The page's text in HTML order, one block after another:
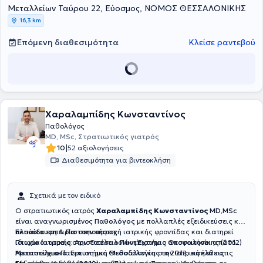
εργαζόμενος σε ιδιωτική κλινική της πόλης. Στο ιδιωτικό του ιατρείο
παρέχει υπηρεσίες πρωτοβάθμιας φροντίδας υγείας και στον ίδιο
χώρο συστεγάζεται και λειτουργεί και αιματολογικό ιατρείο.
Μεταλλείων Ταύρου 22, Εύοσμος, ΝΟΜΟΣ ΘΕΣΣΑΛΟΝΙΚΗΣ
16,3 km
Επόμενη διαθεσιμότητα Κλείσε ραντεβού
Χαραλαμπίδης Κωνσταντίνος
Παθολόγος
MD, MSc, Στρατιωτικός γιατρός
10|52 αξιολογήσεις
Διαθεσιμότητα για βιντεοκλήση
Σχετικά με τον ειδικό
Ο στρατιωτικός ιατρός Χαραλαμπίδης Κωνσταντίνος MD,MSc
είναι αναγνωρισμένος Παθολόγος με πολλαπλές εξειδικεύσεις και
πλούσια εμπειρία στην παροχή ιατρικής φροντίδας και διατηρεί
ιδιωτικό ιατρείο στην Θεσσαλονίκη.Έχοντας αποφοιτήσει από το
Αριστοτέλειο Πανεπιστήμιο Θεσσαλονίκης το 2012, εισήλθε στις
Εκπαίδευση & Πιστοποιήσεις
Πτυχίο Ιατρικής:Αριστοτέλειο Πανεπιστήμιο Θεσσαλονίκης (2012)
Μεταπτυχιακό:Ερευνητική Μεθοδολογία στην Ιατρική και τις